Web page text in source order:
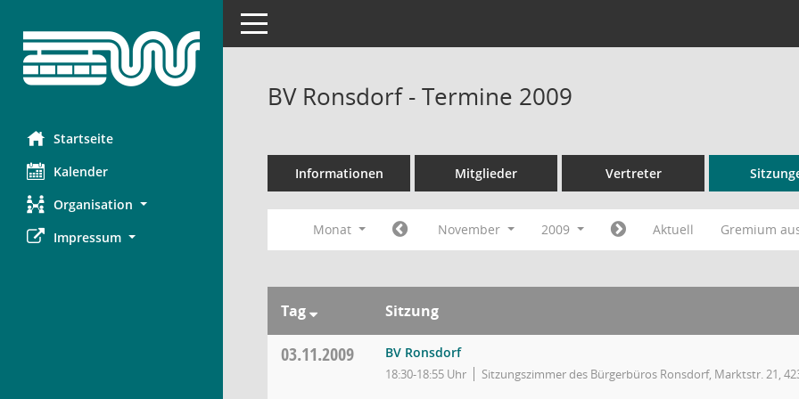
Startseite
Kalender
Organisation
Impressum
Toggle navigation
BV Ronsdorf - Termine 2009
Informationen Mitglieder Vertreter
Monat November 2009 Aktuell Gremium
Tag Sitzung
03.11.2009 BV Ronsdorf
18:30-18:55 Uhr Sitzungszimmer des Bürgerbüros Ronsdorf, Marktstr. 21,